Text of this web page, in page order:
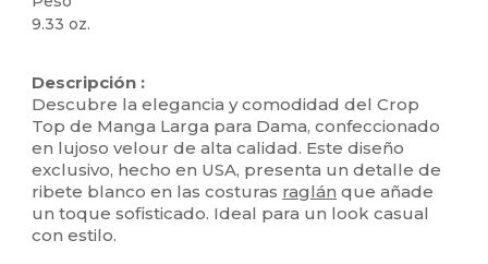
9.33 oz.
Descripción :
Descubre la elegancia y comodidad del Crop
Top de Manga Larga para Dama, confeccionado
en lujoso velour de alta calidad. Este diseño
exclusivo, hecho en USA, presenta un detalle de
ribete blanco en las costuras raglán que añade
un toque sofisticado. Ideal para un look casual
con estilo.